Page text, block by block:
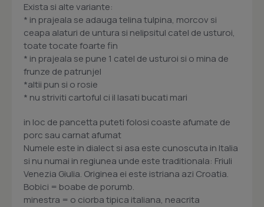
Exista si alte variante:
* in prajeala se adauga telina tulpina, morcov si
ceapa alaturi de untura si nelipsitul catel de usturoi,
toate tocate foarte fin
* in prajeala se pune 1 catel de usturoi si o mina de
frunze de patrunjel
*altii pun si o rosie
* nu striviti cartoful ci il lasati bucati mari
in loc de pancetta puteti folosi coaste afumate de
porc sau carnat afumat
Numele este in dialect si asa este cunoscuta in Italia
si nu numai in regiunea unde este traditionala: Friuli
Venezia Giulia. Originea ei este istriana azi Croatia.
Bobici = boabe de porumb.
minestra = o ciorba tipica italiana, neacrita